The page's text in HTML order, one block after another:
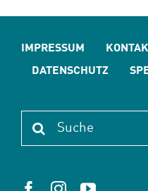
IMPRESSUM
DATENSCHUTZ
Suche